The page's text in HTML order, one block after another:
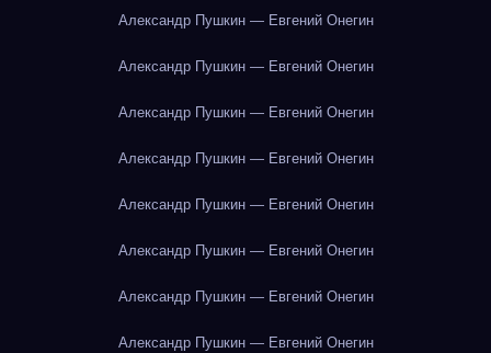
Александр Пушкин — Евгений Онегин
Александр Пушкин — Евгений Онегин
Александр Пушкин — Евгений Онегин
Александр Пушкин — Евгений Онегин
Александр Пушкин — Евгений Онегин
Александр Пушкин — Евгений Онегин
Александр Пушкин — Евгений Онегин
Александр Пушкин — Евгений Онегин